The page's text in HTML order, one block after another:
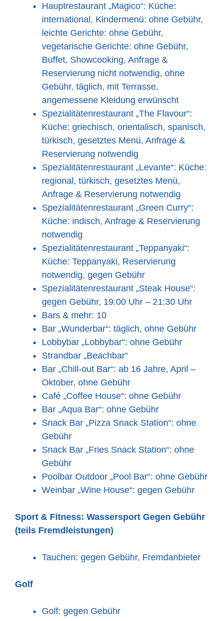
Hauptrestaurant „Magico“: Küche:
international, Kindermenü: ohne Gebühr,
leichte Gerichte: ohne Gebühr,
vegetarische Gerichte: ohne Gebühr,
Buffet, Showcooking, Anfrage &
Reservierung nicht notwendig, ohne
Gebühr, täglich, mit Terrasse,
angemessene Kleidung erwünscht
Spezialitätenrestaurant „The Flavour“:
Küche: griechisch, orientalisch, spanisch,
türkisch, gesetztes Menü, Anfrage &
Reservierung notwendig
Spezialitätenrestaurant „Levante“: Küche:
regional, türkisch, gesetztes Menü,
Anfrage & Reservierung notwendig
Spezialitätenrestaurant „Green Curry“:
Küche: indisch, Anfrage & Reservierung
notwendig
Spezialitätenrestaurant „Teppanyaki“:
Küche: Teppanyaki, Reservierung
notwendig, gegen Gebühr
Spezialitätenrestaurant „Steak House“:
gegen Gebühr, 19:00 Uhr – 21:30 Uhr
Bars & mehr: 10
Bar „Wunderbar“: täglich, ohne Gebühr
Lobbybar „Lobbybar“: ohne Gebühr
Strandbar „Beachbar“
Bar „Chill-out Bar“: ab 16 Jahre, April –
Oktober, ohne Gebühr
Café „Coffee House“: ohne Gebühr
Bar „Aqua Bar“: ohne Gebühr
Snack Bar „Pizza Snack Station“: ohne
Gebühr
Snack Bar „Fries Snack Station“: ohne
Gebühr
Poolbar Outdoor „Pool Bar“: ohne Gebühr
Weinbar „Wine House“: gegen Gebühr
Sport & Fitness: Wassersport Gegen Gebühr
(teils Fremdleistungen)
Tauchen: gegen Gebühr, Fremdanbieter
Golf
Golf: gegen Gebühr